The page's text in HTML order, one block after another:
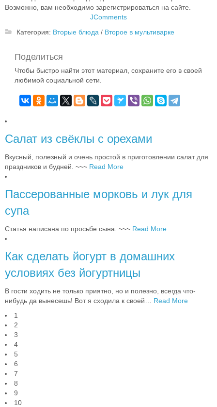
Возможно, вам необходимо зарегистрироваться на сайте.
JComments
Категория: Вторые блюда / Второе в мультиварке
Поделиться
Чтобы быстро найти этот материал, сохраните его в своей
любимой социальной сети.
Салат из свёклы с орехами
Вкусный, полезный и очень простой в приготовлении салат для
праздников и будней. ~~~ Read More
Пассерованные морковь и лук для
супа
Статья написана по просьбе сына. ~~~ Read More
Как сделать йогурт в домашних
условиях без йогуртницы
В гости ходить не только приятно, но и полезно, всегда что-
нибудь да вынесешь! Вот я сходила к своей
Read More
1
2
3
4
5
6
7
8
9
10